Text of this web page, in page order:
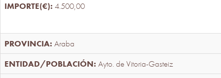
4.500,00
Araba
Ayto. de Vitoria-Gasteiz